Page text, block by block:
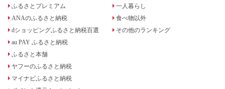
ふるさとプレミアム
ANAのふるさと納税
dショッピングふるさと納税百選
au PAY ふるさと納税
ふるさと本舗
ヤフーのふるさと納税
マイナビふるさと納税
一人暮らし
食べ物以外
その他のランキング